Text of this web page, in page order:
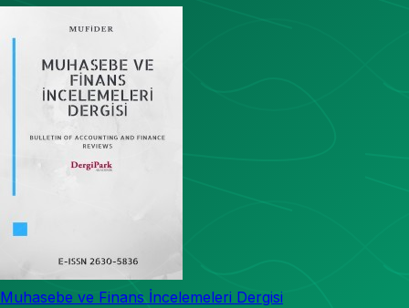
Muhasebe ve Finans İncelemeleri Dergisi